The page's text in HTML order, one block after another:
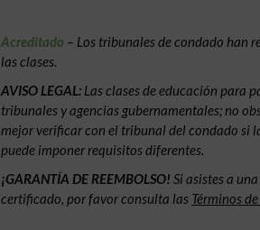
Acreditado – Los tribunales de condado han
las clases.
AVISO LEGAL: Las clases de educación para
tribunales y agencias gubernamentales; no
mejor verificar con el tribunal del condado si
puede imponer requisitos diferentes.
¡GARANTÍA DE REEMBOLSO! Si asistes a
certificado, por favor consulta las Términos